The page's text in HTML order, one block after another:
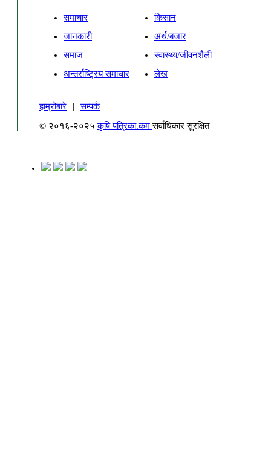
समाचार
किसान
जानकारी
अर्थ/बजार
समाज
स्वास्थ्य/जीवनशैली
अन्तर्राष्ट्रिय समाचार
लेख
हाम्रोबारे |
सम्पर्क
© २०१६-२०२५कृषि पत्रिका.कमसर्वाधिकार सुरक्षित